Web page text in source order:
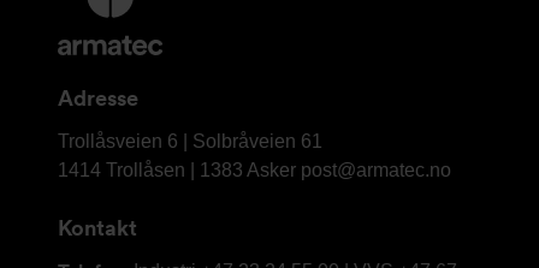
informasjon
og
Adresse
Armatec
AS
Trollåsveien 6 | Solbråveien 61
1414 Trollåsen | 1383 Asker post@armatec.no
Kontakt